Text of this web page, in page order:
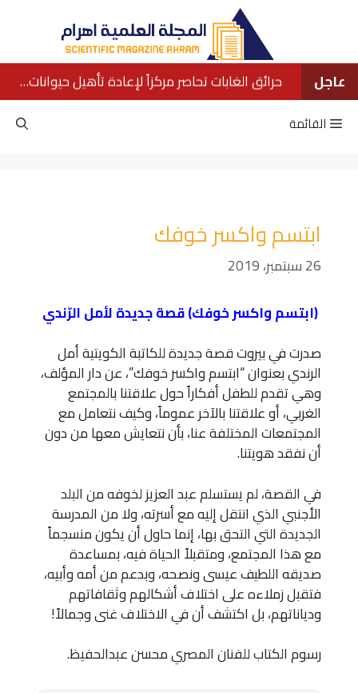
عاجل
حرائق الغابات تحاصر مركزاً لإعادة تأهيل حيوانات الأورانجوتان في بورنيو
القائمة
ابتسم واكسر خوفك
26 سبتمبر، 2019
(ابتسم واكسر خوفك) قصة جديدة لأمل الرّندي
صدرت في بيروت قصة جديدة للكاتبة الكويتية أمل
الرندي بعنوان “ابتسم واكسر خوفك”، عن دار المؤلف،
وهي تقدم للطفل أفكاراً حول علاقتنا بالمجتمع
الغربي، أو علاقتنا بالآخر عموماً، وكيف نتعامل مع
المجتمعات المختلفة عنا، بأن نتعايش معها من دون
أن نفقد هويتنا.
في القصة، لم يستسلم عبد العزيز لخوفه من البلد
الأجنبي الذي انتقل إليه مع أسرته، ولا من المدرسة
الجديدة التي التحق بها، إنما حاول أن يكون منسجماً
مع هذا المجتمع، ومتقبلاً الحياة فيه، بمساعدة
صديقه اللطيف عيسى ونصحه، وبدعم من أمه وأبيه،
فتقبل زملاءه على اختلاف أشكالهم وثقافاتهم
ودياناتهم، بل اكتشف أن في الاختلاف غنى وجمالاً!
رسوم الكتاب للفنان المصري محسن عبدالحفيظ.